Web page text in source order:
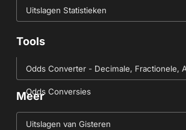
Uitslagen Statistieken
Tools
Odds Converter - Decimale, Fractionele,
Odds Conversies
Meer
Uitslagen van Gisteren